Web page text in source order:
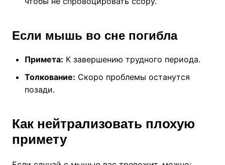
Если мышь во сне погибла
Примета: К завершению трудного периода.
Толкование: Скоро проблемы останутся
позади.
Как нейтрализовать плохую
примету